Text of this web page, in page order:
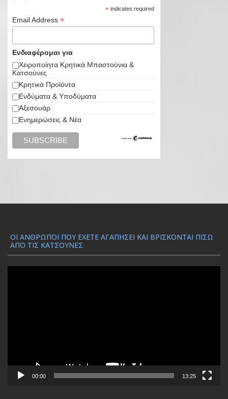
* indicates required
Email Address *
Ενδιαφέρομαι για
Χειροποίητα Κρητικά Μπαστούνια &
Κατσούνες
Κρητικά Προϊόντα
Ενδύματα & Υποδύματα
Αξεσουάρ
Ενημερώσεις & Νέα
ΟΙ ΆΝΘΡΩΠΟΙ ΠΟΥ ΈΧΕΤΕ ΑΓΑΠΉΣΕΙ ΚΑΙ ΒΡΊΣΚΟΝΤΑΙ ΠΊΣΩ
ΑΠΌ ΤΙΣ ΚΑΤΣΟΎΝΕΣ
μ
00:00 13:25